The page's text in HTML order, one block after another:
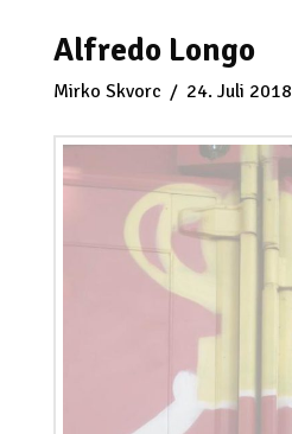
Alfredo Longo
Mirko Skvorc 24. Juli 2018